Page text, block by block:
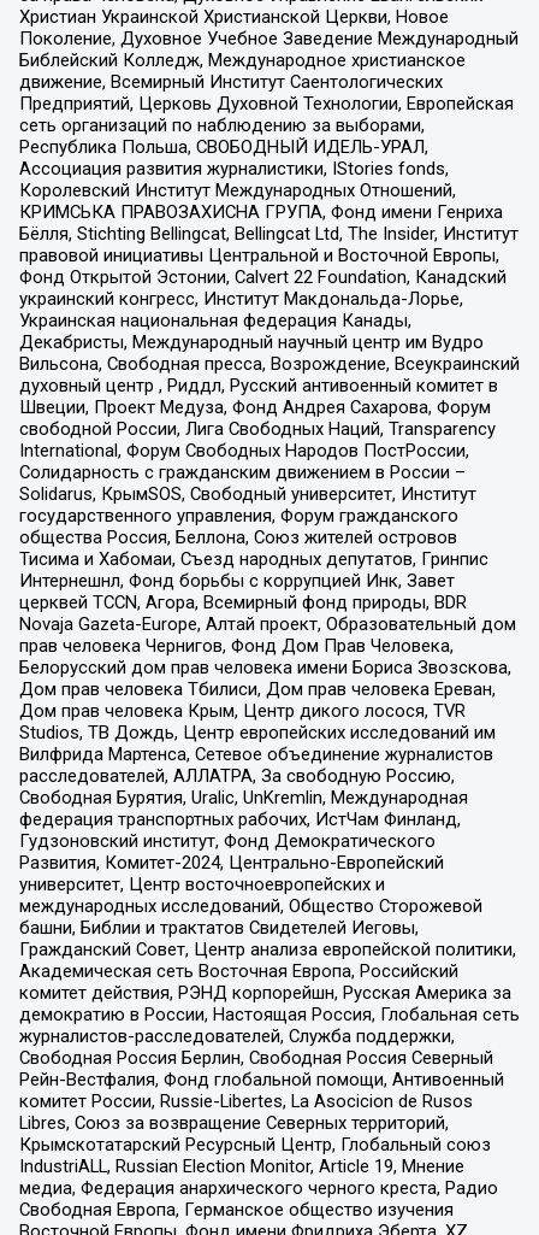
Христиан Украинской Христианской Церкви, Новое
Поколение, Духовное Учебное Заведение Международный
Библейский Колледж, Международное христианское
движение, Всемирный Институт Саентологических
Предприятий, Церковь Духовной Технологии, Европейская
сеть организаций по наблюдению за выборами,
Республика Польша, СВОБОДНЫЙ ИДЕЛЬ-УРАЛ,
Ассоциация развития журналистики, IStories fonds,
Королевский Институт Международных Отношений,
КРИМСЬКА ПРАВОЗАХИСНА ГРУПА, Фонд имени Генриха
Бёлля, Stichting Bellingcat, Bellingcat Ltd, The Insider, Институт
правовой инициативы Центральной и Восточной Европы,
Фонд Открытой Эстонии, Calvert 22 Foundation, Канадский
украинский конгресс, Институт Макдональда-Лорье,
Украинская национальная федерация Канады,
Декабристы, Международный научный центр им Вудро
Вильсона, Свободная пресса, Возрождение, Всеукраинский
духовный центр , Риддл, Русский антивоенный комитет в
Швеции, Проект Медуза, Фонд Андрея Сахарова, Форум
свободной России, Лига Свободных Наций, Transparеncy
International, Форум Свободных Народов ПостРоссии,
Солидарность с гражданским движением в России –
Solidarus, КрымSOS, Свободный университет, Институт
государственного управления, Форум гражданского
общества Россия, Беллона, Союз жителей островов
Тисима и Хабомаи, Съезд народных депутатов, Гринпис
Интернешнл, Фонд борьбы с коррупцией Инк, Завет
церквей TCCN, Агора, Всемирный фонд природы, BDR
Novaja Gazeta-Europe, Алтай проект, Образовательный дом
прав человека Чернигов, Фонд Дом Прав Человека,
Белорусский дом прав человека имени Бориса Звозскова,
Дом прав человека Тбилиси, Дом прав человека Ереван,
Дом прав человека Крым, Центр дикого лосося, TVR
Studios, ТВ Дождь, Центр европейских исследований им
Вилфрида Мартенса, Сетевое объединение журналистов
расследователей, АЛЛАТРА, За свободную Россию,
Свободная Бурятия, Uralic, UnKremlin, Международная
федерация транспортных рабочих, ИстЧам Финланд,
Гудзоновский институт, Фонд Демократического
Развития, Комитет-2024, Центрально-Европейский
университет, Центр восточноевропейских и
международных исследований, Общество Сторожевой
башни, Библии и трактатов Свидетелей Иеговы,
Гражданский Совет, Центр анализа европейской политики,
Академическая сеть Восточная Европа, Российский
комитет действия, РЭНД корпорейшн, Русская Америка за
демократию в России, Настоящая Россия, Глобальная сеть
журналистов-расследователей, Служба поддержки,
Свободная Россия Берлин, Свободная Россия Северный
Рейн-Вестфалия, Фонд глобальной помощи, Антивоенный
комитет России, Russie-Libertes, La Asocicion de Rusos
Libres, Союз за возвращение Северных территорий,
Крымскотатарский Ресурсный Центр, Глобальный союз
IndustriALL, Russian Election Monitor, Article 19, Мнение
медиа, Федерация анархического черного креста, Радио
Свободная Европа, Германское общество изучения